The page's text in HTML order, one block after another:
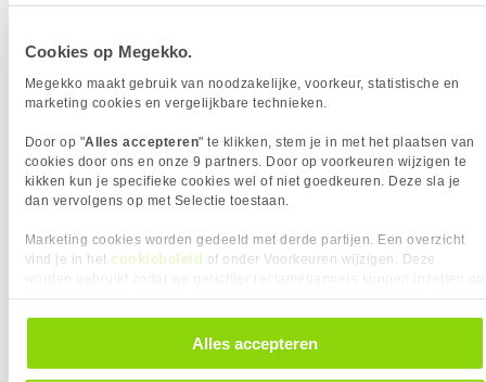
Cookies op Megekko.
Megekko maakt gebruik van noodzakelijke, voorkeur, statistische en
marketing cookies en vergelijkbare technieken.
Door op "Alles accepteren" te klikken, stem je in met het plaatsen van
cookies door ons en onze 9 partners. Door op voorkeuren wijzigen te
kikken kun je specifieke cookies wel of niet goedkeuren. Deze sla je
dan vervolgens op met Selectie toestaan.
Marketing cookies worden gedeeld met derde partijen. Een overzicht
vind je in het cookiebeleid of onder Voorkeuren wijzigen. Deze
alle cookies. Je kunt je gegeven toestemming altijd intrekken, dit doe je
door in de footer van onze website te klikken op ‘Cookievoorkeuren’
Alles accepteren
224,90